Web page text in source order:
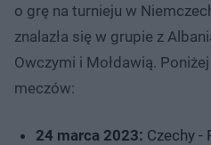
o grę na turnieju w
znalazła się w grupie z
Owczymi i Mołdawią.
meczów:
24 marca 2023: Czechy -